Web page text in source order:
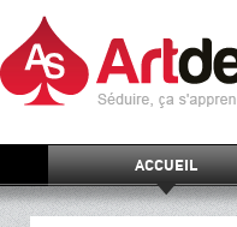
ACCUEIL